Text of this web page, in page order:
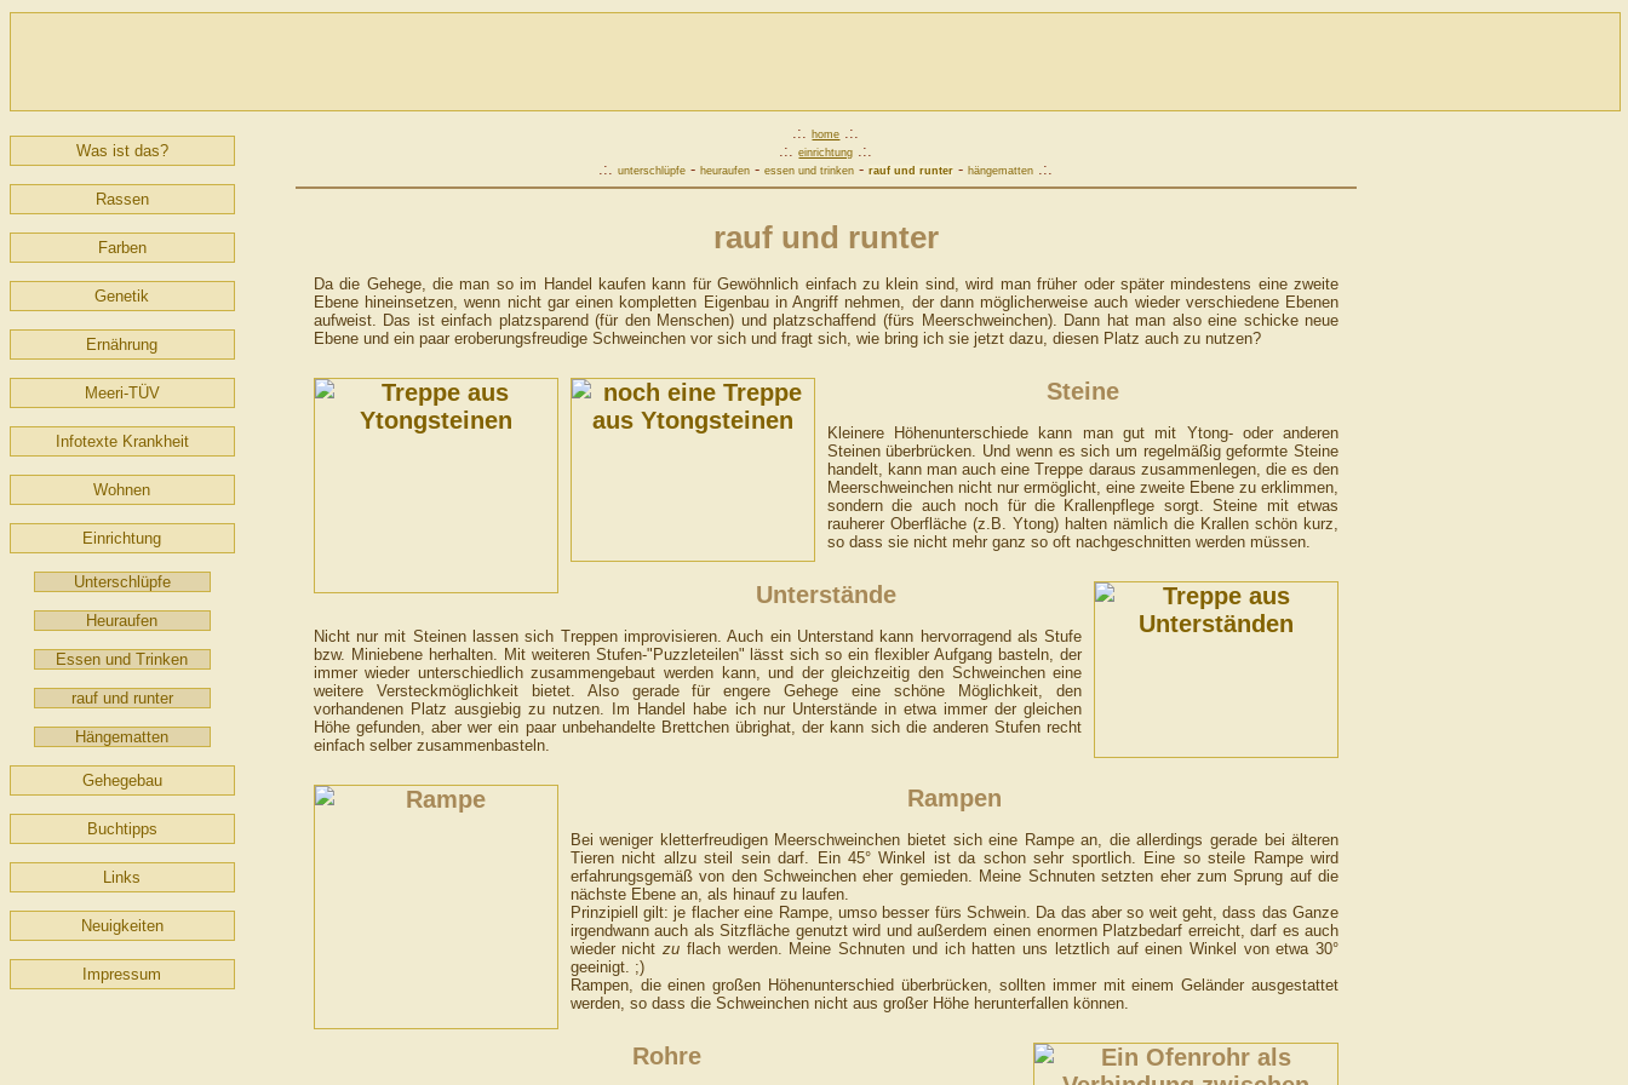
Was ist das?
Rassen
Farben
Genetik
Ernährung
Meeri-TÜV
Infotexte Krankheit
Wohnen
Einrichtung
Unterschlüpfe
Heuraufen
Essen und Trinken
rauf und runter
Hängematten
Gehegebau
Buchtipps
Links
Neuigkeiten
Impressum
.:.home .:.
.:.einrichtung .:.
.:.unterschlüpfe -heuraufen -essen und trinken -rauf und runter -hängematten .:.
rauf und runter
Da die Gehege, die man so im Handel kaufen kann für Gewöhnlich einfach zu klein sind, wird man früher oder später mindestens eine zweite
Ebene hineinsetzen, wenn nicht gar einen kompletten Eigenbau in Angriff nehmen, der dann möglicherweise auch wieder verschiedene Ebenen
aufweist. Das ist einfach platzsparend (für den Menschen) und platzschaffend (fürs Meerschweinchen). Dann hat man also eine schicke neue
Ebene und ein paar eroberungsfreudige Schweinchen vor sich und fragt sich, wie bring ich sie jetzt dazu, diesen Platz auch zu nutzen?
Steine
Kleinere Höhenunterschiede kann man gut mit Ytong- oder anderen
Steinen überbrücken. Und wenn es sich um regelmäßig geformte Steine
handelt, kann man auch eine Treppe daraus zusammenlegen, die es den
Meerschweinchen nicht nur ermöglicht, eine zweite Ebene zu erklimmen,
sondern die auch noch für die Krallenpflege sorgt. Steine mit etwas
rauherer Oberfläche (z.B. Ytong) halten nämlich die Krallen schön kurz,
so dass sie nicht mehr ganz so oft nachgeschnitten werden müssen.
Unterstände
Nicht nur mit Steinen lassen sich Treppen improvisieren. Auch ein Unterstand kann hervorragend als Stufe
bzw. Miniebene herhalten. Mit weiteren Stufen-"Puzzleteilen" lässt sich so ein flexibler Aufgang basteln, der
immer wieder unterschiedlich zusammengebaut werden kann, und der gleichzeitig den Schweinchen eine
weitere Versteckmöglichkeit bietet. Also gerade für engere Gehege eine schöne Möglichkeit, den
vorhandenen Platz ausgiebig zu nutzen. Im Handel habe ich nur Unterstände in etwa immer der gleichen
Höhe gefunden, aber wer ein paar unbehandelte Brettchen übrighat, der kann sich die anderen Stufen recht
einfach selber zusammenbasteln.
Rampen
Bei weniger kletterfreudigen Meerschweinchen bietet sich eine Rampe an, die allerdings gerade bei älteren
Tieren nicht allzu steil sein darf. Ein 45° Winkel ist da schon sehr sportlich. Eine so steile Rampe wird
erfahrungsgemäß von den Schweinchen eher gemieden. Meine Schnuten setzten eher zum Sprung auf die
nächste Ebene an, als hinauf zu laufen.
Prinzipiell gilt: je flacher eine Rampe, umso besser fürs Schwein. Da das aber so weit geht, dass das Ganze
irgendwann auch als Sitzfläche genutzt wird und außerdem einen enormen Platzbedarf erreicht, darf es auch
wieder nichtzu flach werden. Meine Schnuten und ich hatten uns letztlich auf einen Winkel von etwa 30°
geeinigt. ;)
Rampen, die einen großen Höhenunterschied überbrücken, sollten immer mit einem Geländer ausgestattet
werden, so dass die Schweinchen nicht aus großer Höhe herunterfallen können.
Rohre